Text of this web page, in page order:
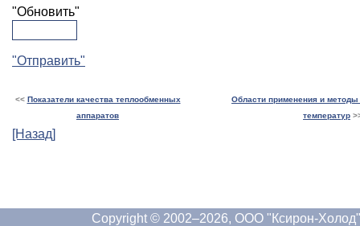
"Обновить"
"Отправить"
<< Показатели качества теплообменных
аппаратов
Области применения и методы
температур
[Назад]
Copyright © 2002–2026, ООО "Ксирон-Холод"